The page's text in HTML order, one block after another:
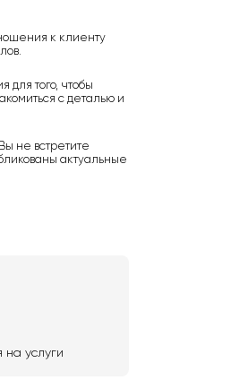
к клиенту
того, чтобы
с деталью и
не встретите
актуальные
на услуги